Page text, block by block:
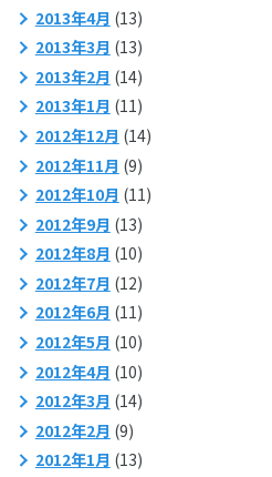
2013年4月 (13)
2013年3月 (13)
2013年2月 (14)
2013年1月 (11)
2012年12月 (14)
2012年11月 (9)
2012年10月 (11)
2012年9月 (13)
2012年8月 (10)
2012年7月 (12)
2012年6月 (11)
2012年5月 (10)
2012年4月 (10)
2012年3月 (14)
2012年2月 (9)
2012年1月 (13)